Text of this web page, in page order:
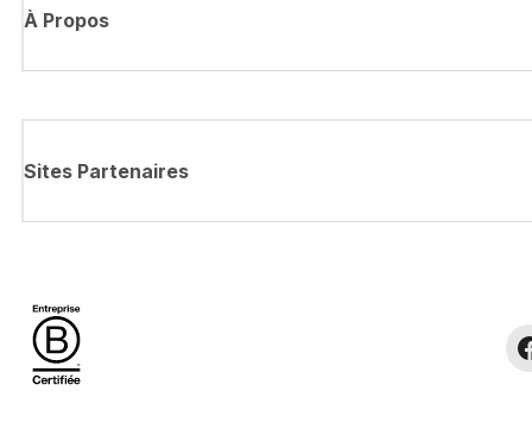
À Propos
Sites Partenaires